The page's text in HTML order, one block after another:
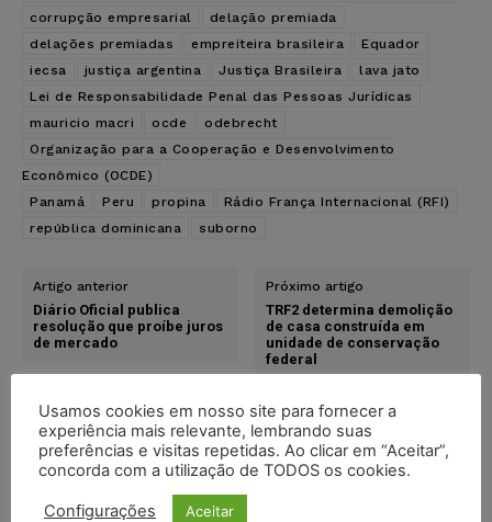
corrupção empresarial
delação premiada
delações premiadas
empreiteira brasileira
Equador
iecsa
justiça argentina Justiça Brasileira
lava jato
Lei de Responsabilidade Penal das Pessoas Jurídicas
mauricio macri
ocde
odebrecht
Organização para a Cooperação e Desenvolvimento
Econômico (OCDE)
Panamá
Peru propina
Rádio França Internacional (RFI)
república dominicana
suborno
Artigo anterior
Diário Oficial publica
resolução que proíbe juros
de mercado
Próximo artigo
TRF2 determina demolição
de casa construída em
unidade de conservação
federal
Usamos cookies em nosso site para fornecer a
experiência mais relevante, lembrando suas
preferências e visitas repetidas. Ao clicar em “Aceitar”,
concorda com a utilização de TODOS os cookies.
Configurações Aceitar